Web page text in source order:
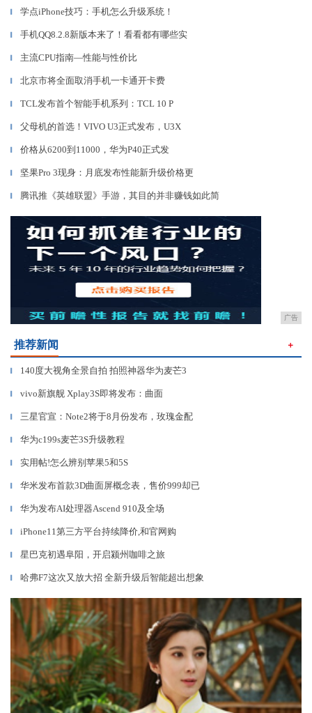
▎ 学点iPhone技巧：手机怎么升级系统！
▎ 手机QQ8.2.8新版本来了！看看都有哪些实
▎ 主流CPU指南—性能与性价比
▎ 北京市将全面取消手机一卡通开卡费
▎ TCL发布首个智能手机系列：TCL 10 P
▎ 父母机的首选！VIVO U3正式发布，U3X
▎ 价格从6200到11000，华为P40正式发
▎ 坚果Pro 3现身：月底发布性能新升级价格更
▎ 腾讯推《英雄联盟》手游，其目的并非赚钱如此简
广告
推荐新闻 ＋
▎ 140度大视角全景自拍 拍照神器华为麦芒3
▎ vivo新旗舰 Xplay3S即将发布：曲面
▎ 三星官宣：Note2将于8月份发布，玫瑰金配
▎ 华为c199s麦芒3S升级教程
▎ 实用帖!怎么辨别苹果5和5S
▎ 华米发布首款3D曲面屏概念表，售价999却已
▎ 华为发布AI处理器Ascend 910及全场
▎ iPhone11第三方平台持续降价,和官网购
▎ 星巴克初遇阜阳，开启颍州咖啡之旅
▎ 哈弗F7这次又放大招 全新升级后智能超出想象